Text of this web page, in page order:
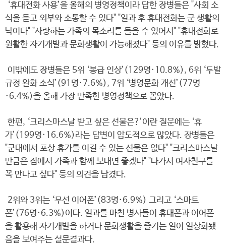
‘휴대전화 사용’을 올해의 병영정책이라 답한 장병들은 "사회 소
식을 듣고 외부와 소통할 수 있다" "일과 후 휴대전화는 군 생활의
낙이다" "사랑하는 가족의 목소리를 들을 수 있어서" "휴대전화로
원활한 자기개발과 문화생활이 가능해졌다" 등의 이유를 밝혔다.
이밖에도 장병들은 5위 ‘봉급 인상’(129명·10.8%), 6위 ‘두발
규정 완화 소식’(91명·7.6%), 7위 ‘병영문화 개선’(77명
·6.4%)을 올해 가장 만족한 병영정책으로 꼽았다.
한편, ‘크리스마스날 받고 싶은 선물은?’이란 질문에는 ‘휴
가’(199명·16.6%)라는 답변이 압도적으로 많았다. 장병들은
"군대에서 포상 휴가를 이길 수 있는 선물은 없다" "크리스마스날
만큼은 집에서 가족과 함께 보내면 좋겠다" "나가서 여자친구를
꼭 만나고 싶다" 등의 의견을 남겼다.
2위와 3위는 ‘무선 이어폰’(83명·6.9%) 그리고 ‘스마트
폰’(76명·6.3%)이다. 일과를 마친 병사들이 휴대폰과 이어폰
을 활용해 자기개발을 하거나 문화생활을 즐기는 일이 일상화됐
음을 보여주는 설문결과다.